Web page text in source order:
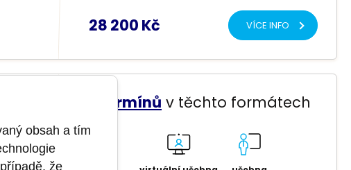
28 200 Kč VÍCE INFO
a
6 termínů v těchto formátech
obsah a tím
že